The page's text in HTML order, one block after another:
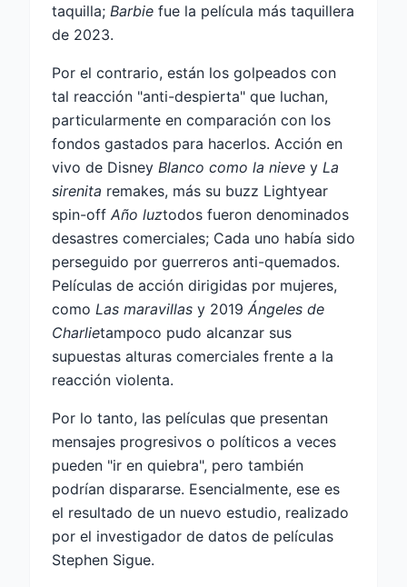
taquilla; Barbie fue la película más taquillera
de 2023.
Por el contrario, están los golpeados con
tal reacción "anti-despierta" que luchan,
particularmente en comparación con los
fondos gastados para hacerlos. Acción en
vivo de Disney Blanco como la nieve y La
sirenita remakes, más su buzz Lightyear
spin-off Año luztodos fueron denominados
desastres comerciales; Cada uno había sido
perseguido por guerreros anti-quemados.
Películas de acción dirigidas por mujeres,
como Las maravillas y 2019 Ángeles de
Charlietampoco pudo alcanzar sus
supuestas alturas comerciales frente a la
reacción violenta.
Por lo tanto, las películas que presentan
mensajes progresivos o políticos a veces
pueden "ir en quiebra", pero también
podrían dispararse. Esencialmente, ese es
el resultado de un nuevo estudio, realizado
por el investigador de datos de películas
Stephen Sigue.